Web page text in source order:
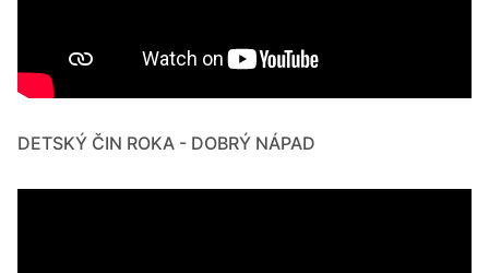
DETSKÝ ČIN ROKA - DOBRÝ NÁPAD